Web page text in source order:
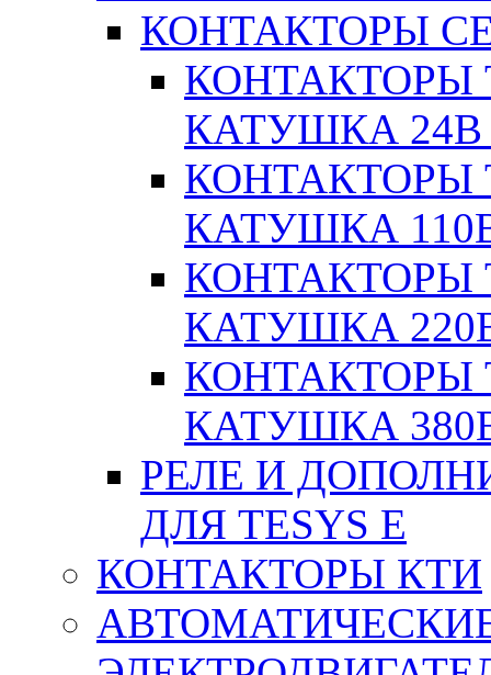
КОНТАКТОРЫ
КОНТАКТОРЫ
КАТУШКА 24В
КОНТАКТОРЫ
КАТУШКА
КОНТАКТОРЫ
КАТУШКА
КОНТАКТОРЫ
КАТУШКА
РЕЛЕ И
ДЛЯ TESYS E
КОНТАКТОРЫ КТИ